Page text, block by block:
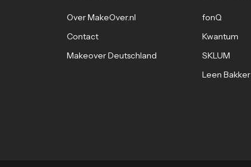
Over MakeOver.nl
Contact
Makeover Deutschland
fonQ
Kwantum
SKLUM
Leen Bakker